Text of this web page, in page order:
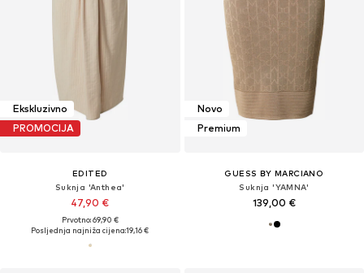
Ekskluzivno
PROMOCIJA
EDITED
Suknja 'Anthea'
47,90 €
Prvotno: 69,90 €
Posljednja najniža cijena:19,16 €
Novo
Premium
GUESS BY MARCIANO
Suknja 'YAMNA'
139,00 €